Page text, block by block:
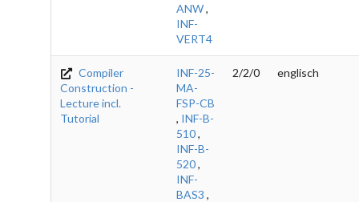
ANW,
INF-
VERT4
Compiler
Construction -
Lecture incl.
Tutorial
INF-25-
MA-
FSP-CB
, INF-B-
510,
INF-B-
520,
INF-
BAS3 ,
2/2/0 englisch